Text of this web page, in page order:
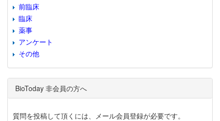
前臨床
臨床
薬事
アンケート
その他
BioToday 非会員の方へ
質問を投稿して頂くには、メール会員登録が必要です。